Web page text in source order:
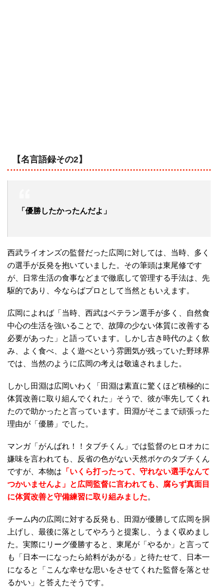
【名言語録その2】
「優勝したかったんだよ」
西武ライオンズの監督だった広岡に対しては、当時、多く
の選手が反発を抱いていました。その筆頭は東尾修です
が、日常生活の食事などまで徹底して管理する手法は、先
駆的であり、今ならばプロとして当然ともいえます。
広岡によれば「当時、西武はベテラン選手が多く、自然食
中心の生活を強いることで、故障の少ない体質に改善する
必要があった」と語っています。しかし古き時代のよく飲
み、よく食べ、よく遊べという雰囲気が残っていた野球界
では、当然のように広岡の考えは敬遠されました。
しかし田淵は広岡いわく「田淵は素直に驚くほど積極的に
体質改善に取り組んでくれた」そうで、彼が率先してくれ
たので助かったと言っています。田淵がそこまで頑張った
理由が「優勝」でした。
マンガ「がんばれ！！タブチくん」では監督のヒロオカに
嫌味を言われても、反省の色がない天然ボケのタブチくん
ですが、本物は 「いくら打ったって、守れない選手なんて
つかいませんよ」と広岡監督に言われても、腐らず真面目
に体質改善と守備練習に取り組みました。
チーム内の広岡に対する反発も、田淵が優勝して広岡を胴
上げし、最後に落としてやろうと提案し、うまく収めまし
た。実際にリーグ優勝すると、東尾が「やるか」と言って
も「日本一になったら給料があがる」と待たせて、日本一
になると「こんな幸せな思いをさせてくれた監督を落とせ
るかい」と答えたそうです。